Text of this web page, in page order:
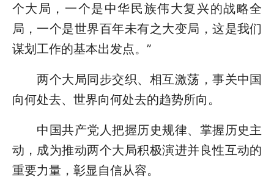
个大局，一个是中华民族伟大复兴的战略全
局，一个是世界百年未有之大变局，这是我们
谋划工作的基本出发点。”
两个大局同步交织、相互激荡，事关中国
向何处去、世界向何处去的趋势所向。
中国共产党人把握历史规律、掌握历史主
动，成为推动两个大局积极演进并良性互动的
重要力量，彰显自信从容。